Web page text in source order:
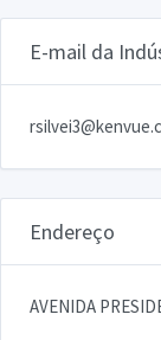
E-mail da
Endereço
AVENIDA